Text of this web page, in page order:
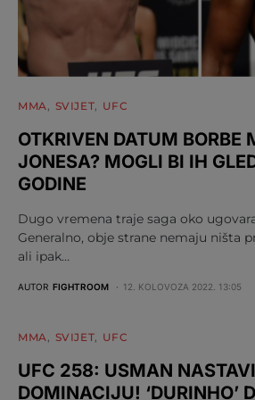
MMA SVIJET UFC
OTKRIVEN DATUM BORBE
JONESA? MOGLI BI IH
GODINE
Dugo vremena traje saga oko
Generalno, obje strane nemaju ništa
ali ipak…
AUTOR FIGHTROOM 12. KOLOVOZA 2022. 13:05
MMA SVIJET UFC
UFC 258: USMAN
DOMINACIJU! ‘DURINHO’